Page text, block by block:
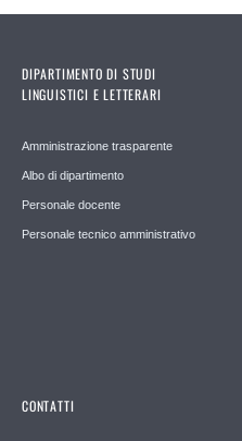
DIPARTIMENTO DI STUDI
LINGUISTICI E LETTERARI
Amministrazione trasparente
Albo di dipartimento
Personale docente
Personale tecnico amministrativo
CONTATTI